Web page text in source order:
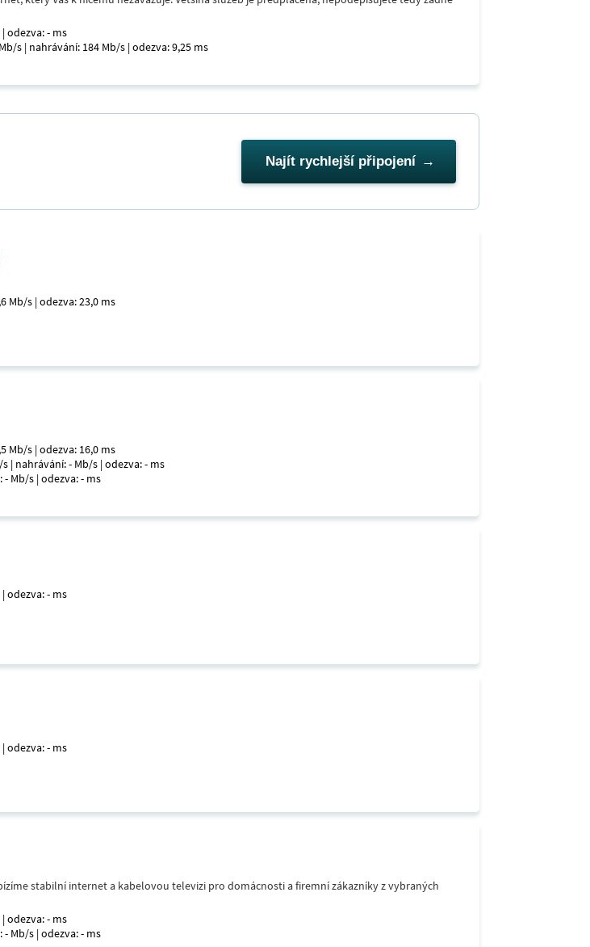
odezva: - ms
s | nahrávání: 184 Mb/s | odezva: 9,25 ms
Najít rychlejší připojení
Mb/s | odezva: 23,0 ms
Mb/s | odezva: 16,0 ms
| nahrávání: - Mb/s | odezva: - ms
Mb/s | odezva: - ms
odezva: - ms
odezva: - ms
stabilní internet a kabelovou televizi pro domácnosti a firemní zákazníky z vybraných
odezva: - ms
Mb/s | odezva: - ms